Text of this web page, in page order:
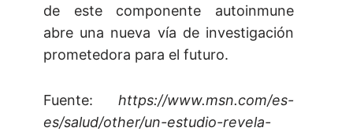
de este componente autoinmune
abre una nueva vía de investigación
prometedora para el futuro.
Fuente: https://www.msn.com/es-
es/salud/other/un-estudio-revela-